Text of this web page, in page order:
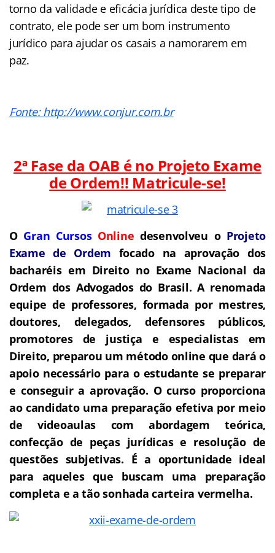
torno da validade e eficácia jurídica deste tipo de
contrato, ele pode ser um bom instrumento
jurídico para ajudar os casais a namorarem em
paz.
Fonte: http://www.conjur.com.br
2ª Fase da OAB é no Projeto Exame
de Ordem!! Matricule-se!
O Gran Cursos Online desenvolveu o Projeto
Exame de Ordem focado na aprovação dos
bacharéis em Direito no Exame Nacional da
Ordem dos Advogados do Brasil. A renomada
equipe de professores, formada por mestres,
doutores, delegados, defensores públicos,
promotores de justiça e especialistas em
Direito, preparou um método online que dará o
apoio necessário para o estudante se preparar
e conseguir a aprovação. O curso proporciona
ao candidato uma preparação efetiva por meio
de videoaulas com abordagem teórica,
confecção de peças jurídicas e resolução de
questões subjetivas. É a oportunidade ideal
para aqueles que buscam uma preparação
completa e a tão sonhada carteira vermelha.